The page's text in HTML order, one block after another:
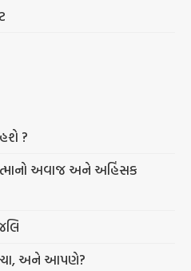
?
અવાજ અને અહિંસક
બન્યા, અને આપણે?